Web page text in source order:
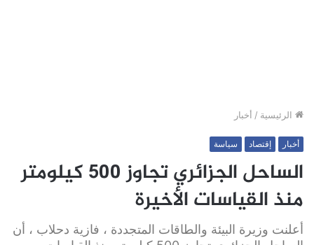
الرئيسية / أخبار
أخبار إقتصاد سياسة
الساحل الجزائري تجاوز 500 كيلومتر
منذ القياسات الأخيرة
أعلنت وزيرة البيئة والطاقات المتجددة ، فازية دحلاب ، أن